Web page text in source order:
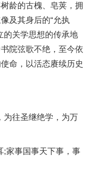
龄的古槐、皂荚，拥
及其身后的“允执
的关学思想的传承地
院弦歌不绝，至今依
命，以活态赓续历史
为往圣继绝学，为万
;家事国事天下事，事